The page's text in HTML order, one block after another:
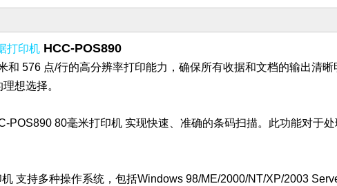
打印机 HCC-POS890
和 576 点/行的高分辨率打印能力，确保所有收据和文档的输出清
想选择。
POS890 80毫米打印机 实现快速、准确的条码扫描。此功能对于
机 支持多种操作系统，包括Windows 98/ME/2000/NT/XP/2003